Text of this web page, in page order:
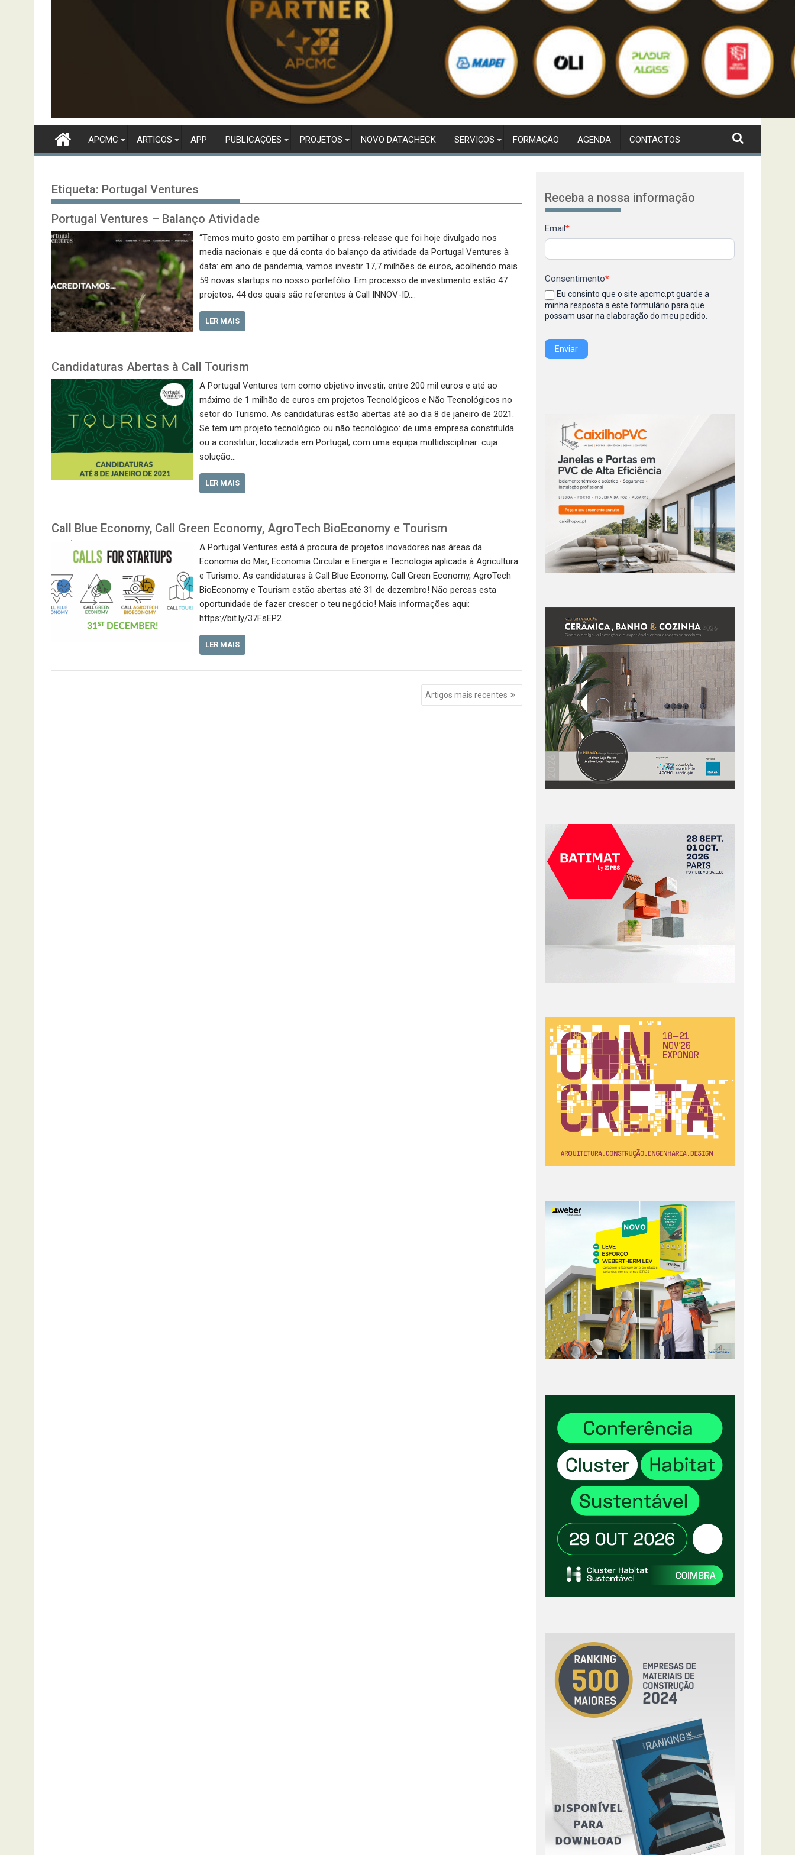
APCMC ARTIGOS APP PUBLICAÇÕES PROJETOS NOVO DATACHECK SERVIÇOS FORMAÇÃO AGENDA CONTACTOS
Etiqueta: Portugal Ventures
Portugal Ventures – Balanço Atividade
“Temos muito gosto em partilhar o press-release que foi hoje divulgado nos
media nacionais e que dá conta do balanço da atividade da Portugal Ventures à
data: em ano de pandemia, vamos investir 17,7 milhões de euros, acolhendo mais
59 novas startups no nosso portefólio. Em processo de investimento estão 47
projetos, 44 dos quais são referentes à Call INNOV-ID.…
LER MAIS
Candidaturas Abertas à Call Tourism
A Portugal Ventures tem como objetivo investir, entre 200 mil euros e até ao
máximo de 1 milhão de euros em projetos Tecnológicos e Não Tecnológicos no
setor do Turismo. As candidaturas estão abertas até ao dia 8 de janeiro de 2021.
Se tem um projeto tecnológico ou não tecnológico: de uma empresa constituída
ou a constituir; localizada em Portugal; com uma equipa multidisciplinar: cuja
solução…
LER MAIS
Call Blue Economy, Call Green Economy, AgroTech BioEconomy e Tourism
A Portugal Ventures está à procura de projetos inovadores nas áreas da
Economia do Mar, Economia Circular e Energia e Tecnologia aplicada à Agricultura
e Turismo. As candidaturas à Call Blue Economy, Call Green Economy, AgroTech
BioEconomy e Tourism estão abertas até 31 de dezembro! Não percas esta
oportunidade de fazer crescer o teu negócio! Mais informações aqui:
https://bit.ly/37FsEP2
LER MAIS
Artigos mais recentes
Receba a nossa informação
Newsletter
Email *
Consentimento*
Eu consinto que o site apcmc.pt guarde a
minha resposta a este formulário para que
possam usar na elaboração do meu pedido.
Enviar